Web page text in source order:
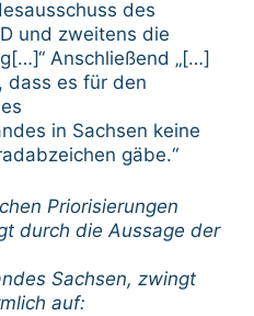
des
und zweitens die
Anschließend „[…]
dass es für den
in Sachsen keine
gäbe.“
Priorisierungen
durch die Aussage der
Sachsen, zwingt
auf: